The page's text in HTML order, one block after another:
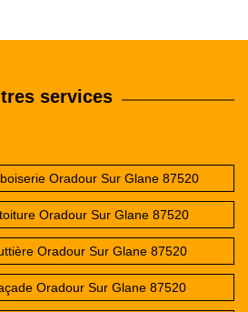
services
Oradour Sur Glane 87520
Oradour Sur Glane 87520
Oradour Sur Glane 87520
Oradour Sur Glane 87520